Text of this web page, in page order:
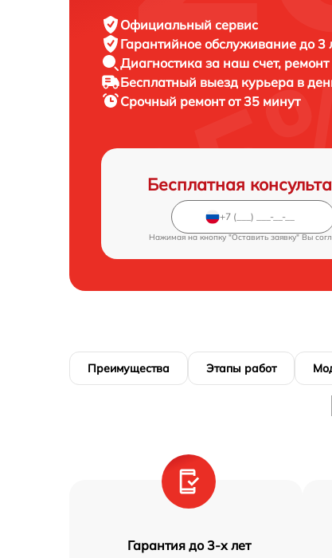
Официальный сервис
Гарантийное обслуживание до 3
Диагностика за наш счет,
Бесплатный выезд курьера в
Срочный ремонтот 35 минут
Бесплатная
Нажимая на кнопку "Оставить заявку" Вы
Преимущества Этапы работ
Гарантия до 3-х лет